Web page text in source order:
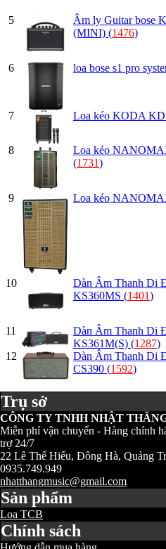
5
Âm ly Guitar bose
(MINI) (1476)
6 loa bose s1 pro
7 Loa kéo KODA KD
8
Loa kéo
(1731)
9 Loa kéo
10
Dàn Âm Thanh Di
KS360MS (1401)
11
Dàn Âm Thanh Di
KS361M(S) (1287)
12
Dàn Âm Thanh Di
CS390 (1592)
Trụ sở
CÔNG TY TNHH NHẬT
Miễn phí vận chuyển - Hàng chính
trợ 24/7
22 Lê Thế Hiếu, Đông Hà, Quảng
0935.749.949
nhatthangmusic@gmail.com
Sản phẩm
Loa TCB
Chính sách